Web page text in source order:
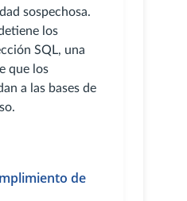
sospechosa.
los
SQL, una
que los
a las bases de
de